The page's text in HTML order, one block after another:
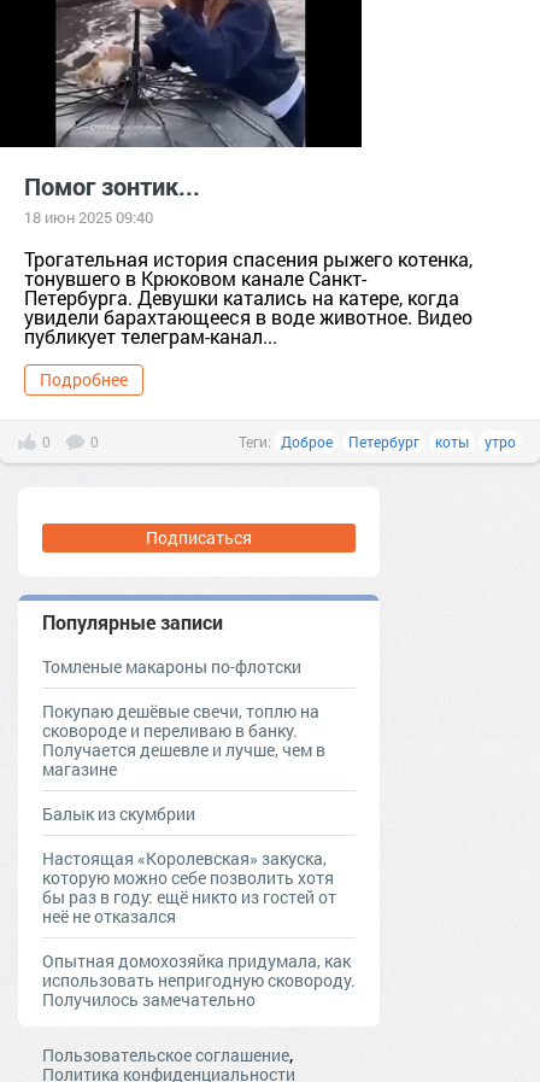
Помог зонтик...
18 июн 2025 09:40
Трогательная история спасения рыжего котенка,
тонувшего в Крюковом канале Санкт-
Петербурга. Девушки катались на катере, когда
увидели барахтающееся в воде животное. Видео
публикует телеграм-канал...
Подробнее
0 0 Теги: Доброе Петербург коты утро
Подписаться
Популярные записи
Томленые макароны по-флотски
Покупаю дешёвые свечи, топлю на
сковороде и переливаю в банку.
Получается дешевле и лучше, чем в
магазине
Балык из скумбрии
Настоящая «Королевская» закуска,
которую можно себе позволить хотя
бы раз в году: ещё никто из гостей от
неё не отказался
Опытная домохозяйка придумала, как
использовать непригодную сковороду.
Получилось замечательно
Пользовательское соглашение,
Политика конфиденциальности